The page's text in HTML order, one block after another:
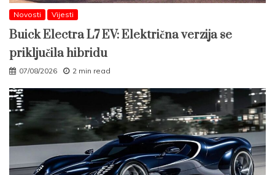
Novosti Vijesti
Buick Electra L7 EV: Električna verzija se
priključila hibridu
07/08/2026 2 min read